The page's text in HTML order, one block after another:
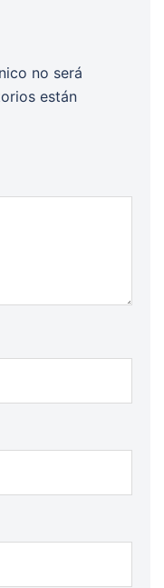
no será
están